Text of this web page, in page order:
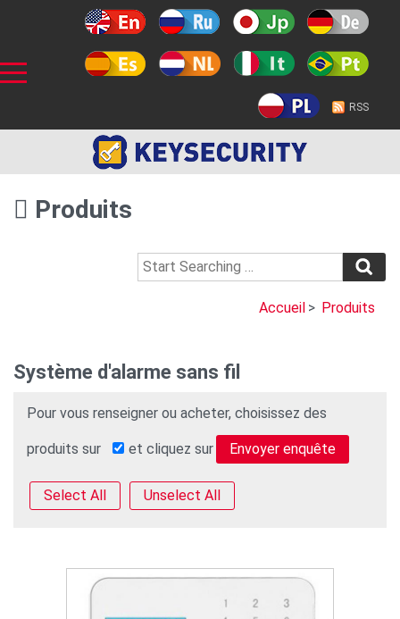
RSS
Produits
Accueil > Produits
Système d'alarme sans fil
Pour vous renseigner ou acheter, choisissez des
produits sur et cliquez sur
Select All Unselect All